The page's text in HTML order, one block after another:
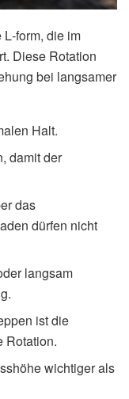
die im
Diese Rotation
bei langsamer
Halt.
damit der
das
dürfen nicht
langsam
ist die
Rotation.
wichtiger als